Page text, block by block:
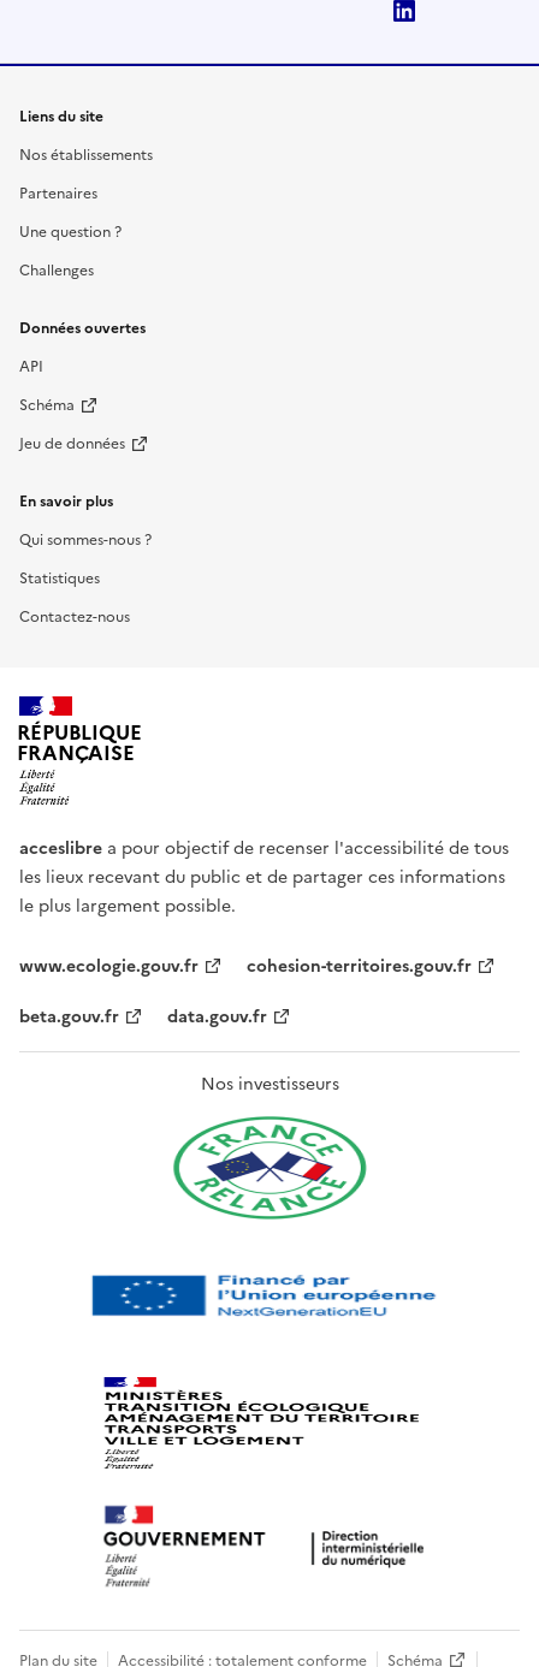
Liens du site
Nos établissements
Partenaires
Une question ?
Challenges
Données ouvertes
API
Schéma
Jeu de données
En savoir plus
Qui sommes-nous ?
Statistiques
Contactez-nous
RÉPUBLIQUE
FRANÇAISE
acceslibre a pour objectif de recenser l'accessibilité de tous
les lieux recevant du public et de partager ces informations
le plus largement possible.
www.ecologie.gouv.fr
cohesion-territoires.gouv.fr
beta.gouv.fr
data.gouv.fr
Nos investisseurs
Plan du site Accessibilité : totalement conforme Schéma